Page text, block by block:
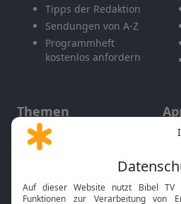
Tipps der Redaktion
Sendungen von A-Z
Programmheft
kostenlos anfordern
Themen
Gott und Bibel erklärt
Neuigkeiten